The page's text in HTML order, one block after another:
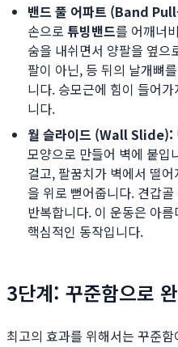
밴드 풀 어파트 (Band
손으로 튜빙밴드를 어깨너
숨을 내쉬면서 양팔을 옆으
팔이 아닌, 등 뒤의 날개뼈
니다. 승모근에 힘이 들어
니다.
월 슬라이드 (Wall Slide):
모양으로 만들어 벽에 붙입
걸고, 팔꿈치가 벽에서 떨
을 위로 뻗어줍니다. 견갑
반복합니다. 이 운동은 아름
핵심적인 동작입니다.
3단계: 꾸준함으로
최고의 효과를 위해서는 꾸준